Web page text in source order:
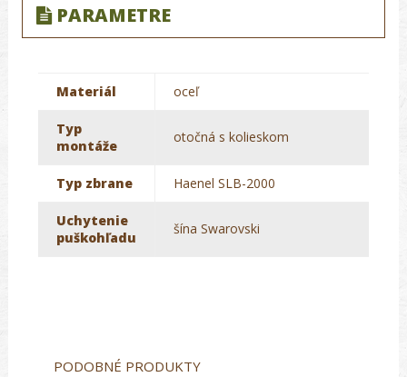
PARAMETRE
Materiál oceľ
Typ
montáže
otočná s kolieskom
Typ zbrane Haenel SLB-2000
Uchytenie
puškohľadu
šína Swarovski
PODOBNÉ PRODUKTY